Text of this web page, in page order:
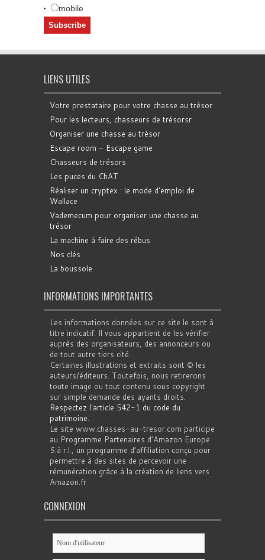
mobile
LIENS UTILES
Votre prestataire pour votre chasse au trésor
Pour les lecteurs, chasseurs de trésorsr
Organiser une chasse au trésor
Escape room - Escape game
Chasseurs de trésors
Les puces du ChAT
Réaliser un cryptex : le mode d'emploi de
Wallace
Vademecum pour organiser une chasse au
trésor
La machine à faire des rébus
Nos clés
La boussole
INFORMATIONS IMPORTANTES
Les informations données sur ce site le sont à
titre indicatif. Il vous appartient de les vérifier
auprès des organisateurs, des annonceurs ou
de tout autre tiers cité.
Certaines illustrations et extraits sont © les
auteurs/éditeurs. Toutefois, nous retirerons
toute image ou tout contenu sous copyright
sur simple demande des ayants droits.
Respectez l'article 542-1 du code du
patrimoine.
Le site www.chasses-au-tresor.com participe
au Programme Partenaires d’Amazon Europe
S.à r.l., un programme d’affiliation conçu pour
permettre à des sites de percevoir une
rémunération grâce à la création de liens vers
Amazon.fr
CONNEXION